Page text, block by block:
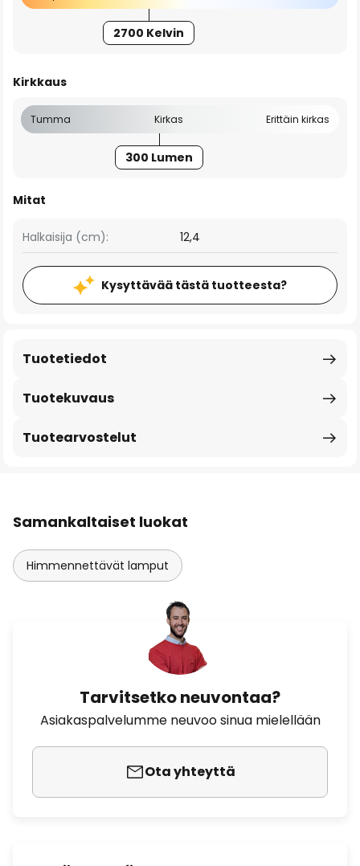
2700 Kelvin
Kirkkaus
Tumma Kirkas Erittäin kirkas
300 Lumen
Mitat
Halkaisija (cm): 12,4
Kysyttävää tästä tuotteesta?
Tuotekuvaus
Tuotetiedot
Tuotearvostelut
Samankaltaiset luokat
Himmennettävät lamput
Tarvitsetko neuvontaa?
Asiakaspalvelumme neuvoo sinua mielellään
Ota yhteyttä